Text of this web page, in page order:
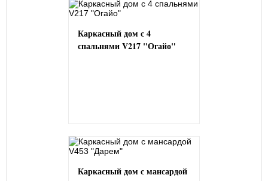
Каркасный дом с 4
спальнями V217 "Огайо"
Каркасный дом с мансардой